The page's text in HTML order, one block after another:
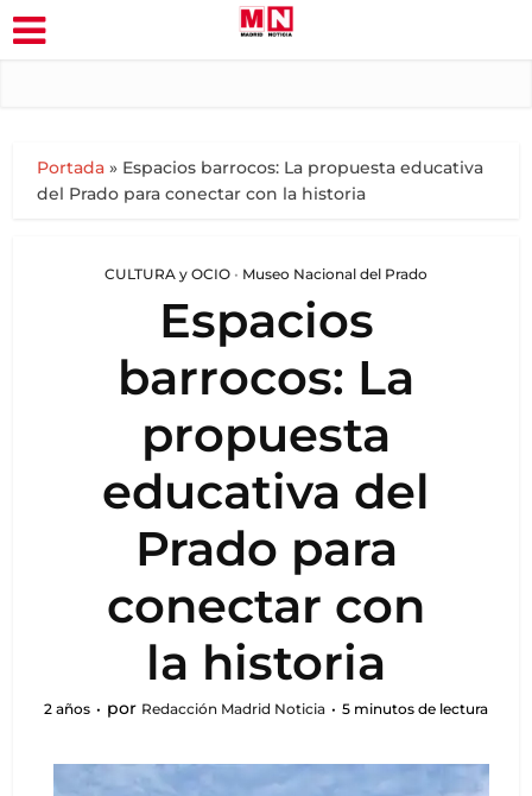
Portada » Espacios barrocos: La propuesta educativa
del Prado para conectar con la historia
CULTURA y OCIO • Museo Nacional del Prado
Espacios
barrocos: La
propuesta
educativa del
Prado para
conectar con
la historia
2 años por Redacción Madrid Noticia 5 minutos de lectura